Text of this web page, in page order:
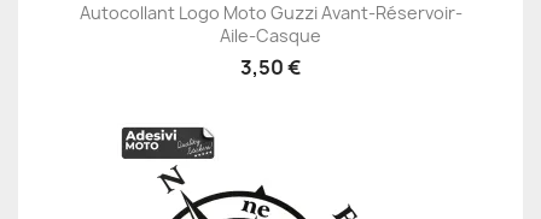
Autocollant Logo Moto Guzzi Avant-Réservoir-
Aile-Casque
3,50 €